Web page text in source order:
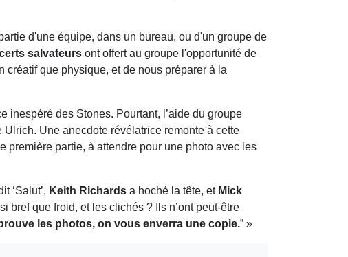
d'une équipe, dans un bureau, ou d'un groupe de
salvateurs ont offert au groupe l'opportunité de
créatif que physique, et de nous préparer à la
inespéré des Stones. Pourtant, l’aide du groupe
Ulrich. Une anecdote révélatrice remonte à cette
première partie, à attendre pour une photo avec les
‘Salut’, Keith Richards a hoché la tête, et Mick
bref que froid, et les clichés ? Ils n’ont peut-être
les photos, on vous enverra une copie.” »